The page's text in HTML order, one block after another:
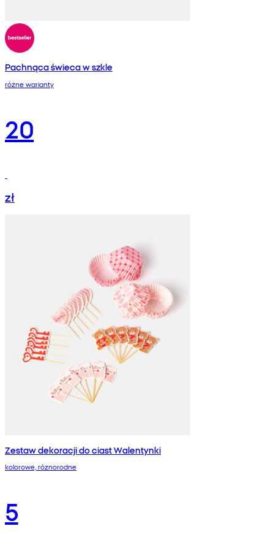
Pachnąca świeca w szkle
różne warianty
20
zł
Zestaw dekoracji do ciast Walentynki
kolorowe, róznorodne
5